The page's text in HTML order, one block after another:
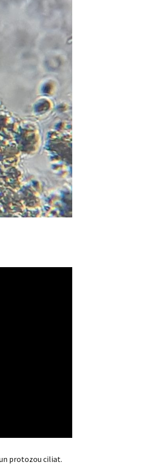
protozou ciliat.